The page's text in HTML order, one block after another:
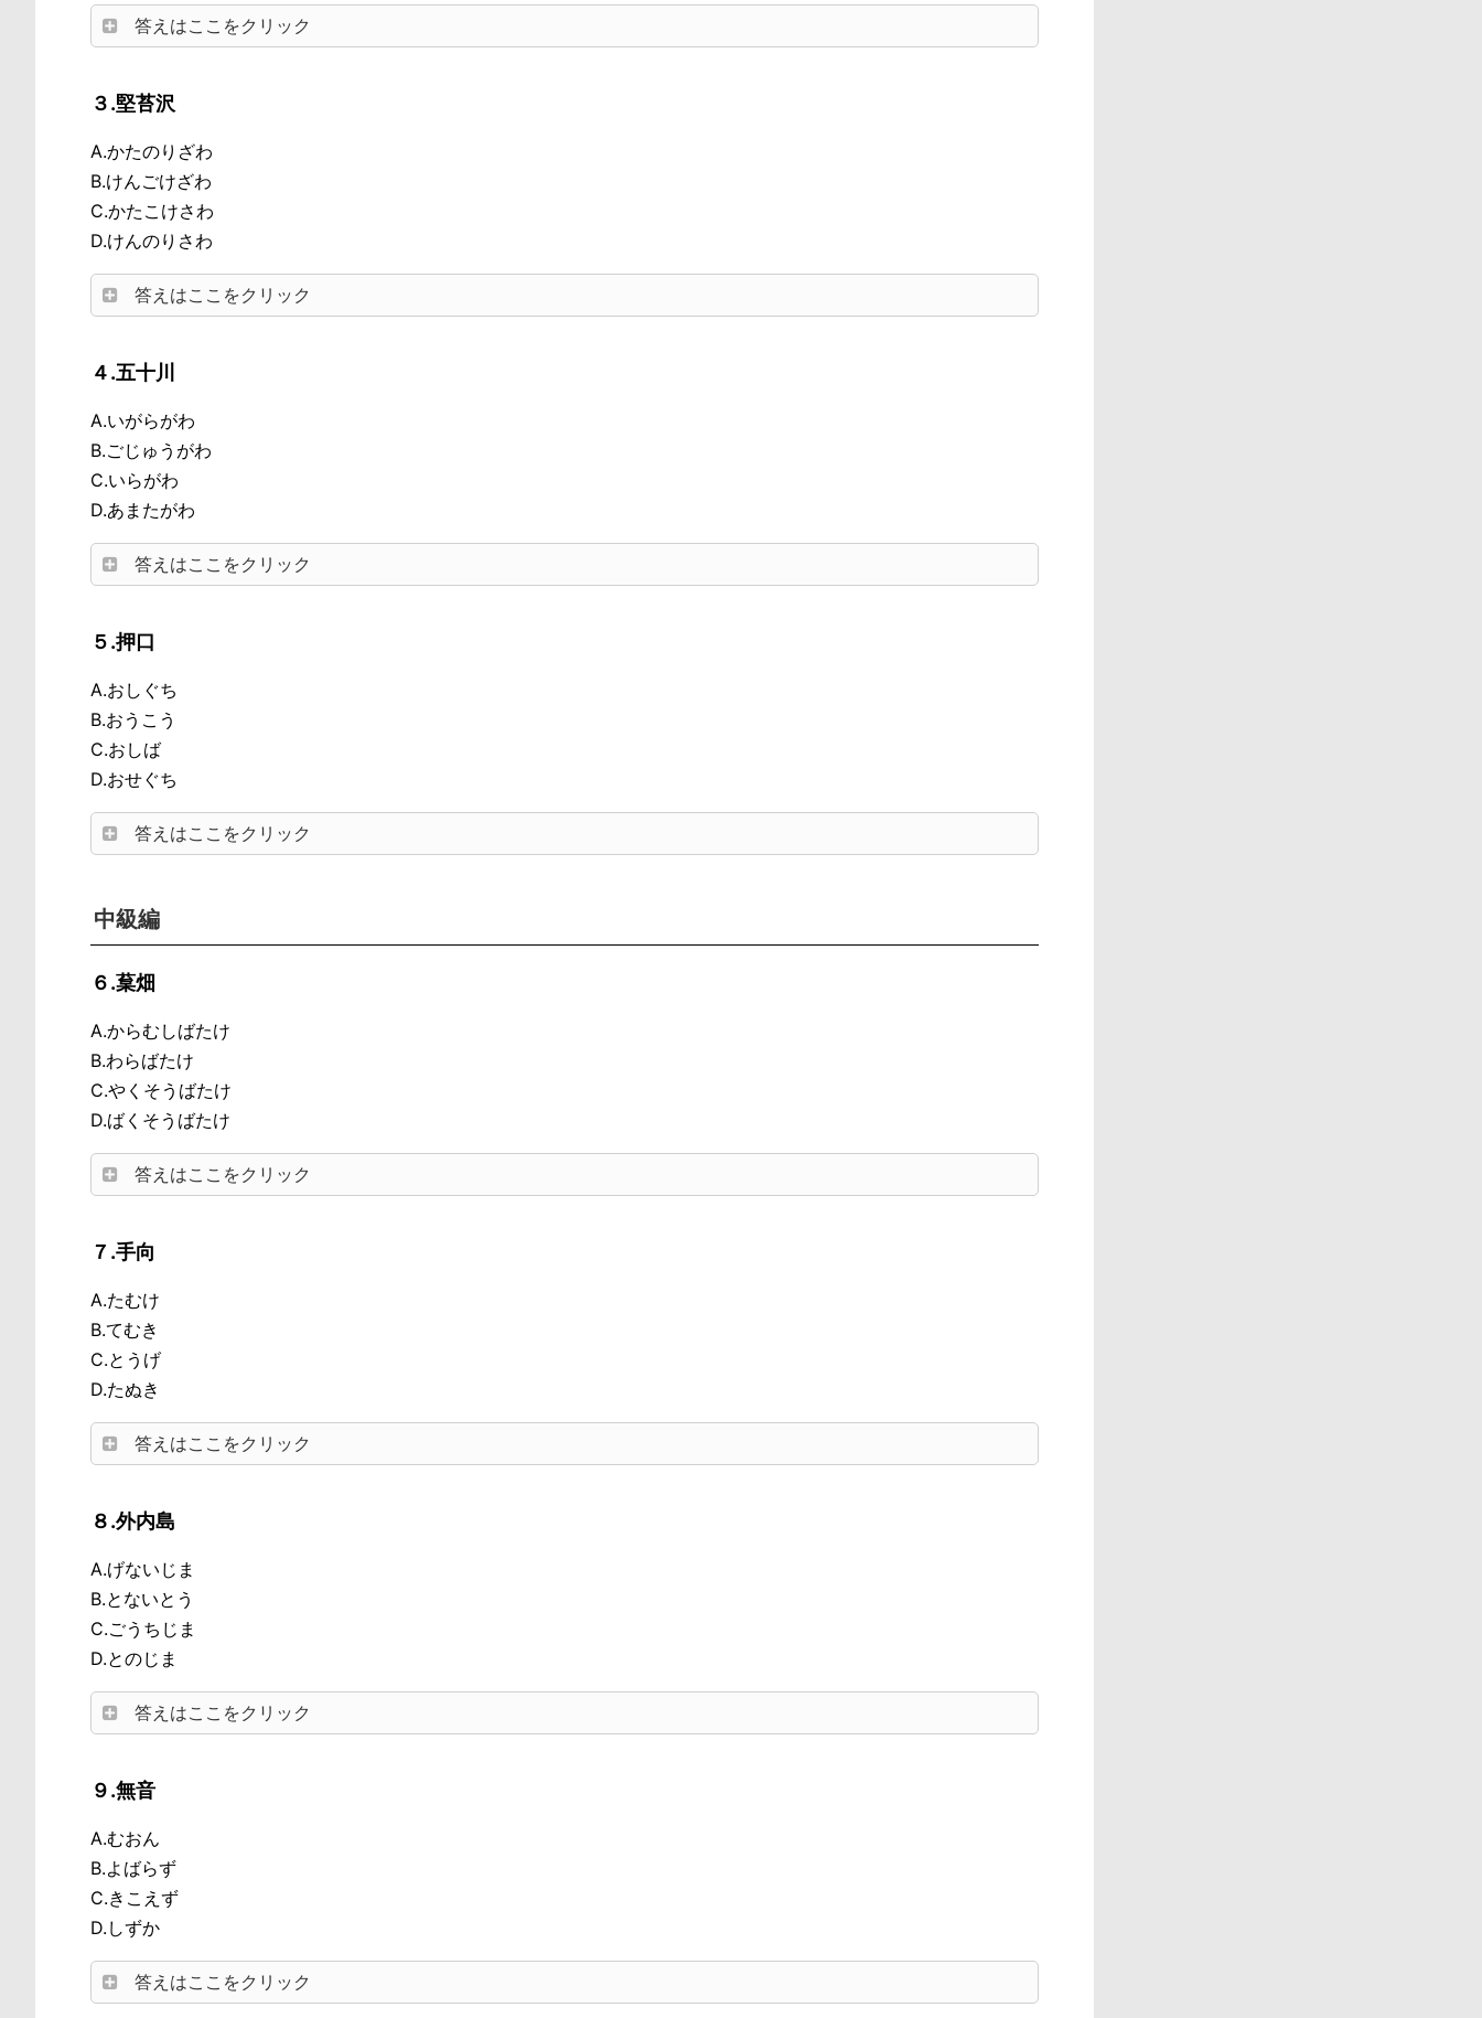
答えはここをクリック
３.堅苔沢
A.かたのりざわ
B.けんごけざわ
C.かたこけさわ
D.けんのりさわ
答えはここをクリック
４.五十川
A.いがらがわ
B.ごじゅうがわ
C.いらがわ
D.あまたがわ
答えはここをクリック
５.押口
A.おしぐち
B.おうこう
C.おしば
D.おせぐち
答えはここをクリック
中級編
６.葈畑
A.からむしばたけ
B.わらばたけ
C.やくそうばたけ
D.ばくそうばたけ
答えはここをクリック
７.手向
A.たむけ
B.てむき
C.とうげ
D.たぬき
答えはここをクリック
８.外内島
A.げないじま
B.とないとう
C.ごうちじま
D.とのじま
答えはここをクリック
９.無音
A.むおん
B.よばらず
C.きこえず
D.しずか
答えはここをクリック